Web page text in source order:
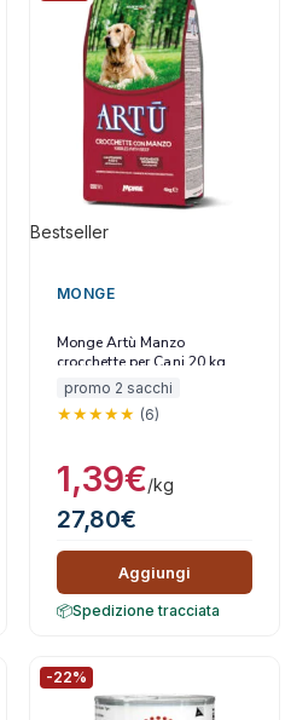
Bestseller
MONGE
Monge Artù Manzo
crocchette per Cani 20 kg
promo 2 sacchi
(6)
27,80€
1,39€/kg
Aggiungi
Spedizione tracciata
-22%